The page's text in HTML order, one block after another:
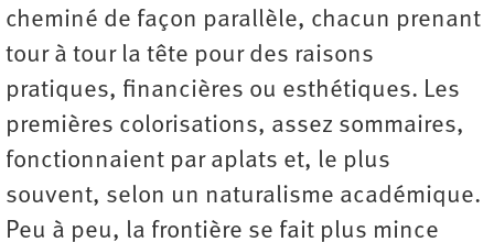
cheminé de façon parallèle, chacun prenant
tour à tour la tête pour des raisons
pratiques, financières ou esthétiques. Les
premières colorisations, assez sommaires,
fonctionnaient par aplats et, le plus
souvent, selon un naturalisme académique.
Peu à peu, la frontière se fait plus mince